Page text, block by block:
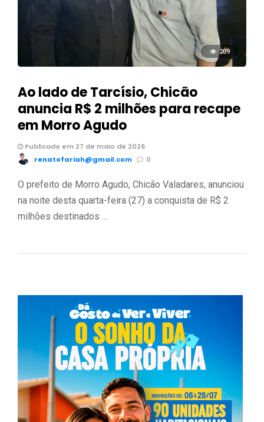
209
Ao lado de Tarcísio, Chicão
anuncia R$ 2 milhões para recape
em Morro Agudo
Publicado em 27 de maio de 2026
renatofariah@gmail.com
0
O prefeito de Morro Agudo, Chicão Valadares, anunciou
na noite desta quarta-feira (27) a conquista de R$ 2
milhões destinados …